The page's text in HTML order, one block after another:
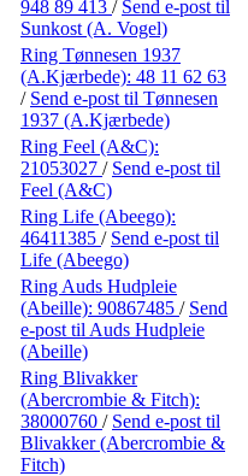
948 89 413 / Send e-post til
Sunkost (A. Vogel)
Ring Tønnesen 1937
(A.Kjærbede): 48 11 62 63
/ Send e-post til Tønnesen
1937 (A.Kjærbede)
Ring Feel (A&C):
21053027 / Send e-post til
Feel (A&C)
Ring Life (Abeego):
46411385 / Send e-post til
Life (Abeego)
Ring Auds Hudpleie
(Abeille): 90867485 / Send
e-post til Auds Hudpleie
(Abeille)
Ring Blivakker
(Abercrombie & Fitch):
38000760 / Send e-post til
Blivakker (Abercrombie &
Fitch)